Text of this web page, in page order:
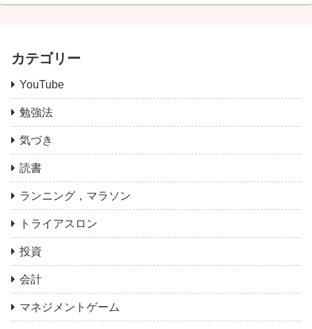
カテゴリー
YouTube
勉強法
気づき
読書
ランニング，マラソン
トライアスロン
投資
会計
マネジメントゲーム